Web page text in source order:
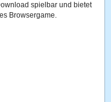
spielbar und bietet
Browsergame.